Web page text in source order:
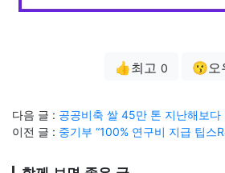
👍최고 0 😗오
다음 글 : 공공비축 쌀 45만 톤 지난해보다
이전 글 : 중기부 “100% 연구비 지급 팁스